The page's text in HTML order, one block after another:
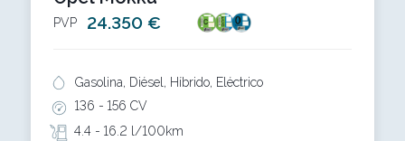
PVP 24.350 €
Gasolina, Diésel, Híbrido, Eléctrico
136 - 156 CV
4.4 - 16.2 l/100km